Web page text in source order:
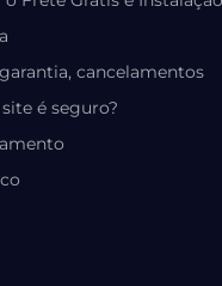
cancelamentos
é seguro?